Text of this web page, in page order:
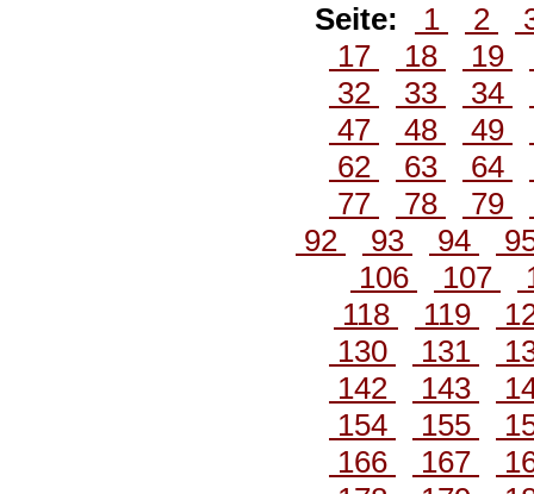
Seite: 1 2
17
18 19
32
33 34
47
48 49
62
63 64
77
78 79
92
93 94
106
107
118
119
130
131
142
143
154
155
166
167